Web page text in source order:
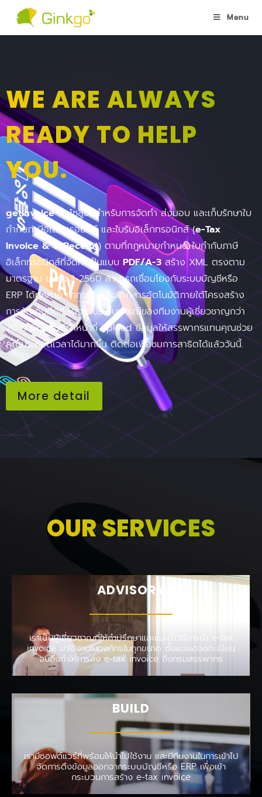
Menu
WE ARE ALWAYS
READY TO HELP
YOU.
getInvoiceคือโซลูชั่นสำหรับการจัดทำ ส่งมอบ และเก็บรักษาใบ
กำกับภาษีอิเล็กทรอนิกส์ และใบรับอิเล็กทรอนิกส์ (e-Tax
Invoice & e-Receipt) ตามที่กฎหมายกำหนด ใบกำกับภาษี
อิเล็กทรอนิกส์ที่จัดทำเป็นแบบ PDF/A-3 สร้าง XML ตรงตาม
มาตรฐาน ขมธอ.3-2560 สามารถเชื่อมโยงกับระบบบัญชีหรือ
ERP ได้ทุกค่าย ทำการจัดเก็บเอกสารอัตโนมัติภายใต้โครงสร้าง
การจัดเก็บที่ดีที่สุดจากประสบการณ์ของทีมงานผู้เชี่ยวชาญกว่า
20 ปี มีหุ่นยนต์ทำหน้าที่ upload ข้อมูลให้สรรพากรแทนคุณช่วย
คุณประหยัดเวลาได้มากขึ้น ติดต่อเพื่อชมการสาธิตได้แล้ววันนี้.
More detail
OUR SERVICES
ADVISORY
เราเป็นผู้เชี่ยวชาญที่ให้คำปรึกษาและแนะนำวิธีการนำ e-tax
invoice มาใช้งานในองค์กรในทุกขนาด ตั้งแต่ขอจดทะเบียน
จนถึงทำให้การส่ง e-tax invoice ถึงกรมสรรพากร
BUILD
เรามีซอฟต์แวร์ที่พร้อมให้นำไปใช้งาน และมีทีมงานในการเข้าไป
จัดการดึงข้อมูลออกจากระบบบัญชีหรือ ERP เพื่อเข้า
กระบวนการสร้าง e-tax invoice